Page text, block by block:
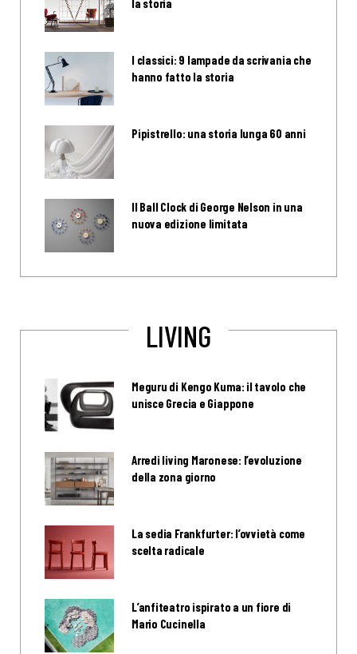
la storia
I classici: 9 lampade da scrivania che
hanno fatto la storia
Pipistrello: una storia lunga 60 anni
Il Ball Clock di George Nelson in una
nuova edizione limitata
LIVING
Meguru di Kengo Kuma: il tavolo che
unisce Grecia e Giappone
Arredi living Maronese: l’evoluzione
della zona giorno
La sedia Frankfurter: l’ovvietà come
scelta radicale
L’anfiteatro ispirato a un fiore di
Mario Cucinella